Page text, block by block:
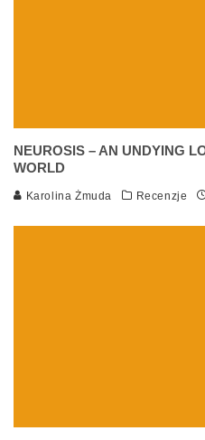
NEUROSIS – AN UNDYING
WORLD
Karolina Żmuda Recenzje